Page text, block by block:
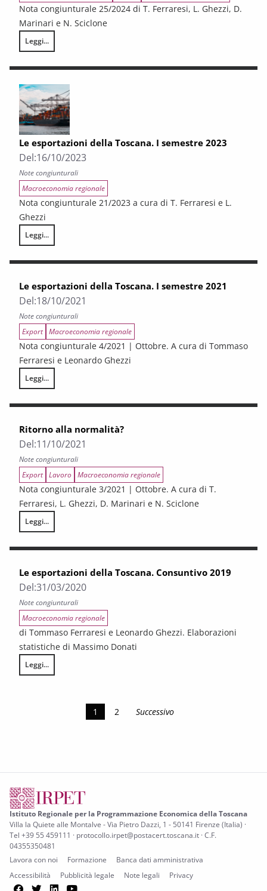
Nota congiunturale 25/2024 di T. Ferraresi, L. Ghezzi, D.
Marinari e N. Sciclone
Leggi...
Quarto trimestre 2023. Continua la flessione della produzione. Si
Le esportazioni della Toscana. I semestre 2023
Del:16/10/2023
Note congiunturali
Macroeconomia regionale
Nota congiunturale 21/2023 a cura di T. Ferraresi e L.
Ghezzi
Leggi...
Le esportazioni della Toscana. I semestre 2023
Le esportazioni della Toscana. I semestre 2021
Del:18/10/2021
Note congiunturali
Export Macroeconomia regionale
Nota congiunturale 4/2021 | Ottobre. A cura di Tommaso
Ferraresi e Leonardo Ghezzi
Leggi...
Le esportazioni della Toscana. I semestre 2021
Ritorno alla normalità?
Del:11/10/2021
Note congiunturali
Export Lavoro Macroeconomia regionale
Nota congiunturale 3/2021 | Ottobre. A cura di T.
Ferraresi, L. Ghezzi, D. Marinari e N. Sciclone
Leggi...
Ritorno alla normalità?
Le esportazioni della Toscana. Consuntivo 2019
Del:31/03/2020
Note congiunturali
Macroeconomia regionale
di Tommaso Ferraresi e Leonardo Ghezzi. Elaborazioni
statistiche di Massimo Donati
Leggi...
Le esportazioni della Toscana. Consuntivo 2019
1 2 Successivo
Istituto Regionale per la Programmazione Economica della Toscana
Villa la Quiete alle Montalve - Via Pietro Dazzi, 1 - 50141 Firenze (Italia) ·
Tel +39 55 459111 · protocollo.irpet@postacert.toscana.it · C.F.
04355350481
Lavora con noi
Formazione
Banca dati amministrativa
Accessibilità
Pubblicità legale Note legali Privacy
Facebook
TwitterLinkedIn